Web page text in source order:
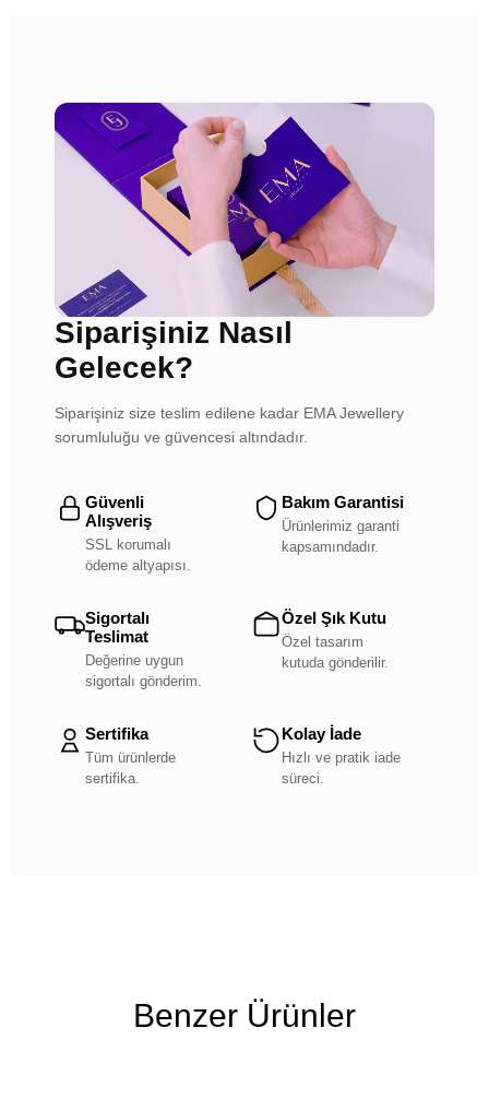
Siparişiniz Nasıl
Gelecek?
Siparişiniz size teslim edilene kadar EMA Jewellery
sorumluluğu ve güvencesi altındadır.
Güvenli
Alışveriş
SSL korumalı
ödeme altyapısı.
Bakım Garantisi
Ürünlerimiz garanti
kapsamındadır.
Sigortalı
Teslimat
Değerine uygun
sigortalı gönderim.
Özel Şık Kutu
Özel tasarım
kutuda gönderilir.
Sertifika
Tüm ürünlerde
sertifika.
Kolay İade
Hızlı ve pratik iade
süreci.
Benzer Ürünler